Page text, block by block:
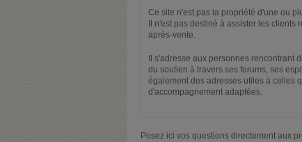
Ce site n'est pas la propriété d'une ou
Il n'est pas destiné à assister les
après-vente.
Il s'adresse aux personnes
du soutien à travers ses forums, ses
également des adresses utiles à celles
d'accompagnement adaptées.
Posez ici vos questions directement aux